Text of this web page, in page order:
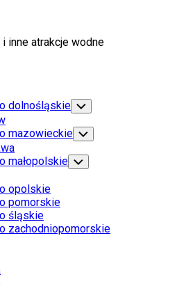
inne atrakcje wodne
dolnośląskie Toggle
Child
Menu
mazowieckie Toggle
Child
Menu
małopolskie Toggle
Child
opolskie
pomorskie
śląskie
zachodniopomorskie